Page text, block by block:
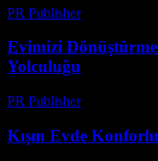
PR Publisher-
Evimizi
Yolculuğu
PR Publisher-
Kışın Evde